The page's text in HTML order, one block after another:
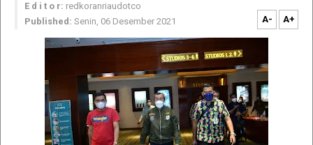
E d i t o r: redkoranriaudotco
Published: Senin, 06 Desember 2021 A- A+